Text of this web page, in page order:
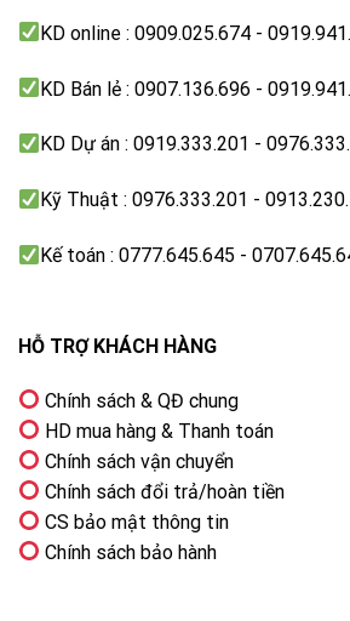
Khối lượng giặt 15kg
cho các gia đình có từ 6 người trở lên.
KD online : 0909.025.674 -
KD Bán lẻ : 0907.136.696 -
KD Dự án : 0919.333.201 -
Kỹ Thuật : 0976.333.201 -
Kế toán : 0777.645.645 -
HỖ TRỢ KHÁCH HÀNG
Chính sách & QĐ chung
HD mua hàng & Thanh toán
Chính sách vận chuyển
Chính sách đổi trả/hoàn tiền
CS bảo mật thông tin
Chính sách bảo hành